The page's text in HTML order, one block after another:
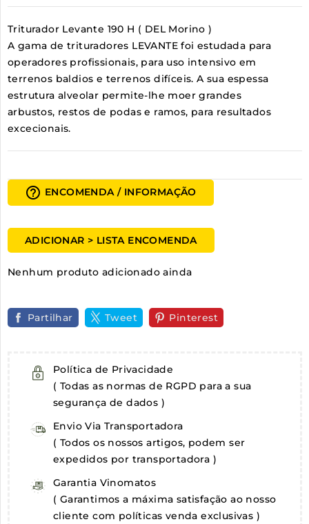
Triturador Levante 190 H ( DEL Morino )
A gama de trituradores LEVANTE foi estudada para
operadores profissionais, para uso intensivo em
terrenos baldios e terrenos difíceis. A sua espessa
estrutura alveolar permite-lhe moer grandes
arbustos, restos de podas e ramos, para resultados
excecionais.
help_outline ENCOMENDA / INFORMAÇÃO
ADICIONAR > LISTA ENCOMENDA
Nenhum produto adicionado ainda
Partilhar Tweet Pinterest
Política de Privacidade
( Todas as normas de RGPD para a sua
segurança de dados )
Envio Via Transportadora
( Todos os nossos artigos, podem ser
expedidos por transportadora )
Garantia Vinomatos
( Garantimos a máxima satisfação ao nosso
cliente com políticas venda exclusivas )